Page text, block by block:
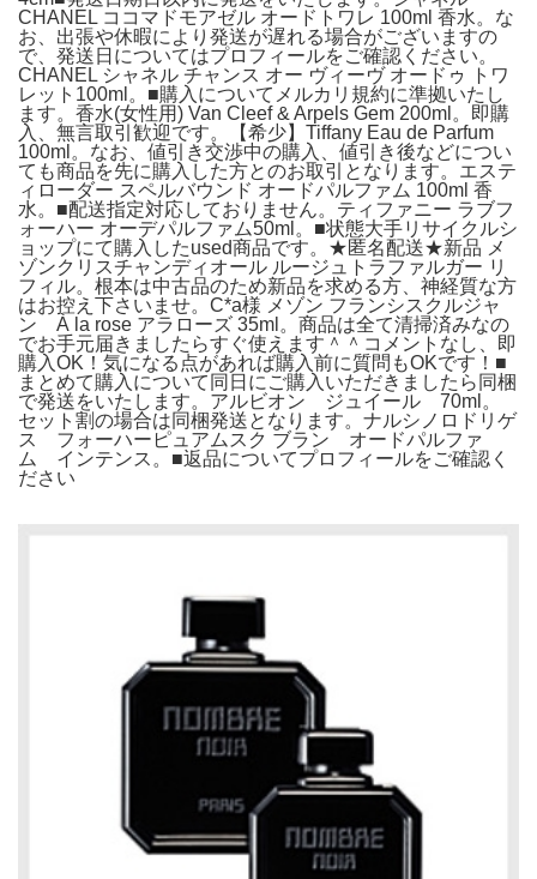
CHANEL ココマドモアゼル オードトワレ 100ml 香水。な
お、出張や休暇により発送が遅れる場合がございますの
で、発送日についてはプロフィールをご確認ください。
CHANEL シャネル チャンス オー ヴィーヴ オードゥ トワ
レット100ml。■購入についてメルカリ規約に準拠いたし
ます。香水(女性用) Van Cleef & Arpels Gem 200ml。即購
入、無言取引歓迎です。【希少】Tiffany Eau de Parfum
100ml。なお、値引き交渉中の購入、値引き後などについ
ても商品を先に購入した方とのお取引となります。エステ
ィローダー スペルバウンド オードパルファム 100ml 香
水。■配送指定対応しておりません。ティファニー ラブフ
ォーハー オーデパルファム50ml。■状態大手リサイクルシ
ョップにて購入したused商品です。★匿名配送★新品 メ
ゾンクリスチャンディオール ルージュトラファルガー リ
フィル。根本は中古品のため新品を求める方、神経質な方
はお控え下さいませ。C*a様 メゾン フランシスクルジャ
ン À la rose アラローズ 35ml。商品は全て清掃済みなの
でお手元届きましたらすぐ使えます＾＾コメントなし、即
購入OK！気になる点があれば購入前に質問もOKです！■
まとめて購入について同日にご購入いただきましたら同梱
で発送をいたします。アルビオン ジュイール 70ml。
セット割の場合は同梱発送となります。ナルシノロドリゲ
ス フォーハーピュアムスク ブラン オードパルファ
ム インテンス。■返品についてプロフィールをご確認く
ださい